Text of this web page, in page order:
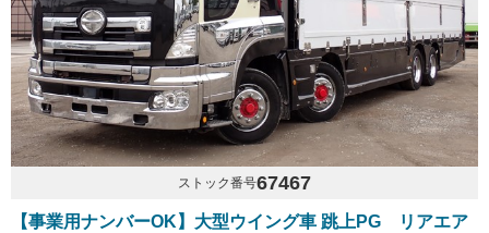
ストック番号67467
【事業用ナンバーOK】大型ウイング車 跳上PG リアエア